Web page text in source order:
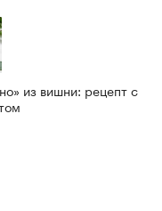
из вишни: рецепт с